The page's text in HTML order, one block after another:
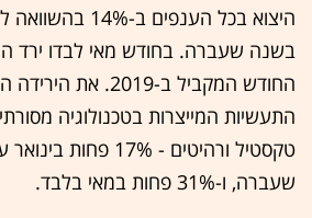
היצוא בכל הענפים
החודש המקביל ב-2019.
התעשיות המייצרות בטכנולוגיה
טקסטיל ורהיטים -
שעברה, ו-31% פחות במאי בלבד.